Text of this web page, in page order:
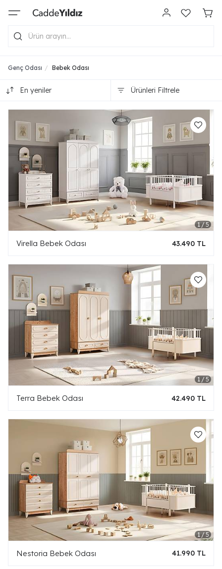
Genç Odası Bebek Odası
En yeniler Ürünleri Filtrele
Virella Bebek Odası 43.490 TL
Terra Bebek Odası 42.490 TL
Nestoria Bebek Odası 41.990 TL